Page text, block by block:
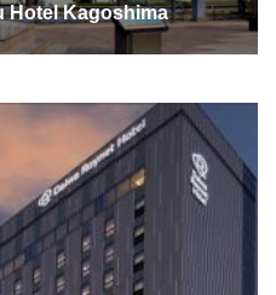
Hotel Kagoshima